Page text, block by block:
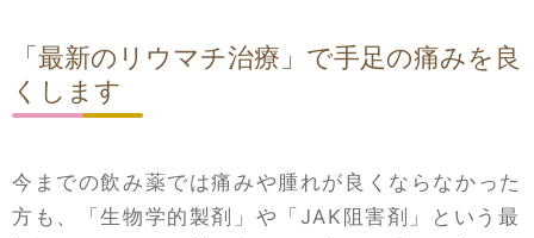
「最新のリウマチ治療」で手足の痛みを良
くします
今までの飲み薬では痛みや腫れが良くならなかった
方も、「生物学的製剤」や「JAK阻害剤」という最